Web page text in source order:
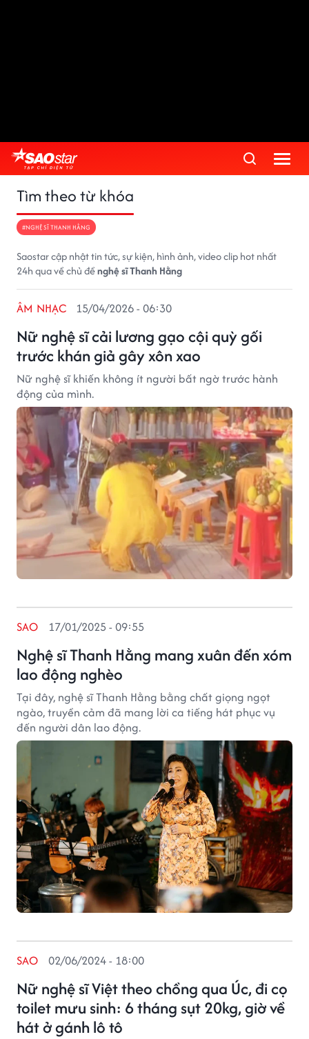
Tìm theo từ khóa
#NGHỆ SĨ THANH HẰNG
Saostar cập nhật tin tức, sự kiện, hình ảnh, video clip hot nhất
24h qua về chủ đềnghệ sĩ Thanh Hằng
Nữ nghệ sĩ cải lương gạo cội quỳ gối
trước khán giả gây xôn xao
ÂM NHẠC 15/04/2026 - 06:30
Nữ nghệ sĩ khiến không ít người bất ngờ trước hành
động của mình.
Nghệ sĩ Thanh Hằng mang xuân đến xóm
lao động nghèo
SAO 17/01/2025 - 09:55
Tại đây, nghệ sĩ Thanh Hằng bằng chất giọng ngọt
ngào, truyền cảm đã mang lời ca tiếng hát phục vụ
đến người dân lao động.
Nữ nghệ sĩ Việt theo chồng qua Úc, đi cọ
toilet mưu sinh: 6 tháng sụt 20kg, giờ về
hát ở gánh lô tô
SAO 02/06/2024 - 18:00